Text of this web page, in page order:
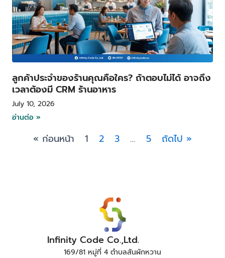
ลูกค้าประจำของร้านคุณคือใคร? ถ้าตอบไม่ได้ อาจถึง
เวลาต้องมี CRM ร้านอาหาร
July 10, 2026
อ่านต่อ »
« ก่อนหน้า 1 2 3 … 5 ถัดไป »
Infinity Code Co.,Ltd.
169/81 หมู่ที่ 4 ตำบลสันผักหวาน